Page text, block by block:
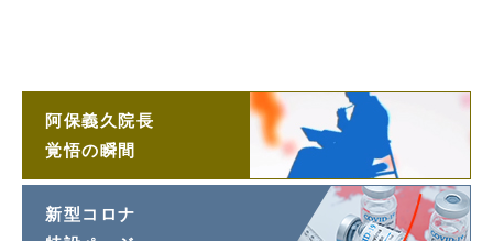
阿保義久院長
覚悟の瞬間
新型コロナ